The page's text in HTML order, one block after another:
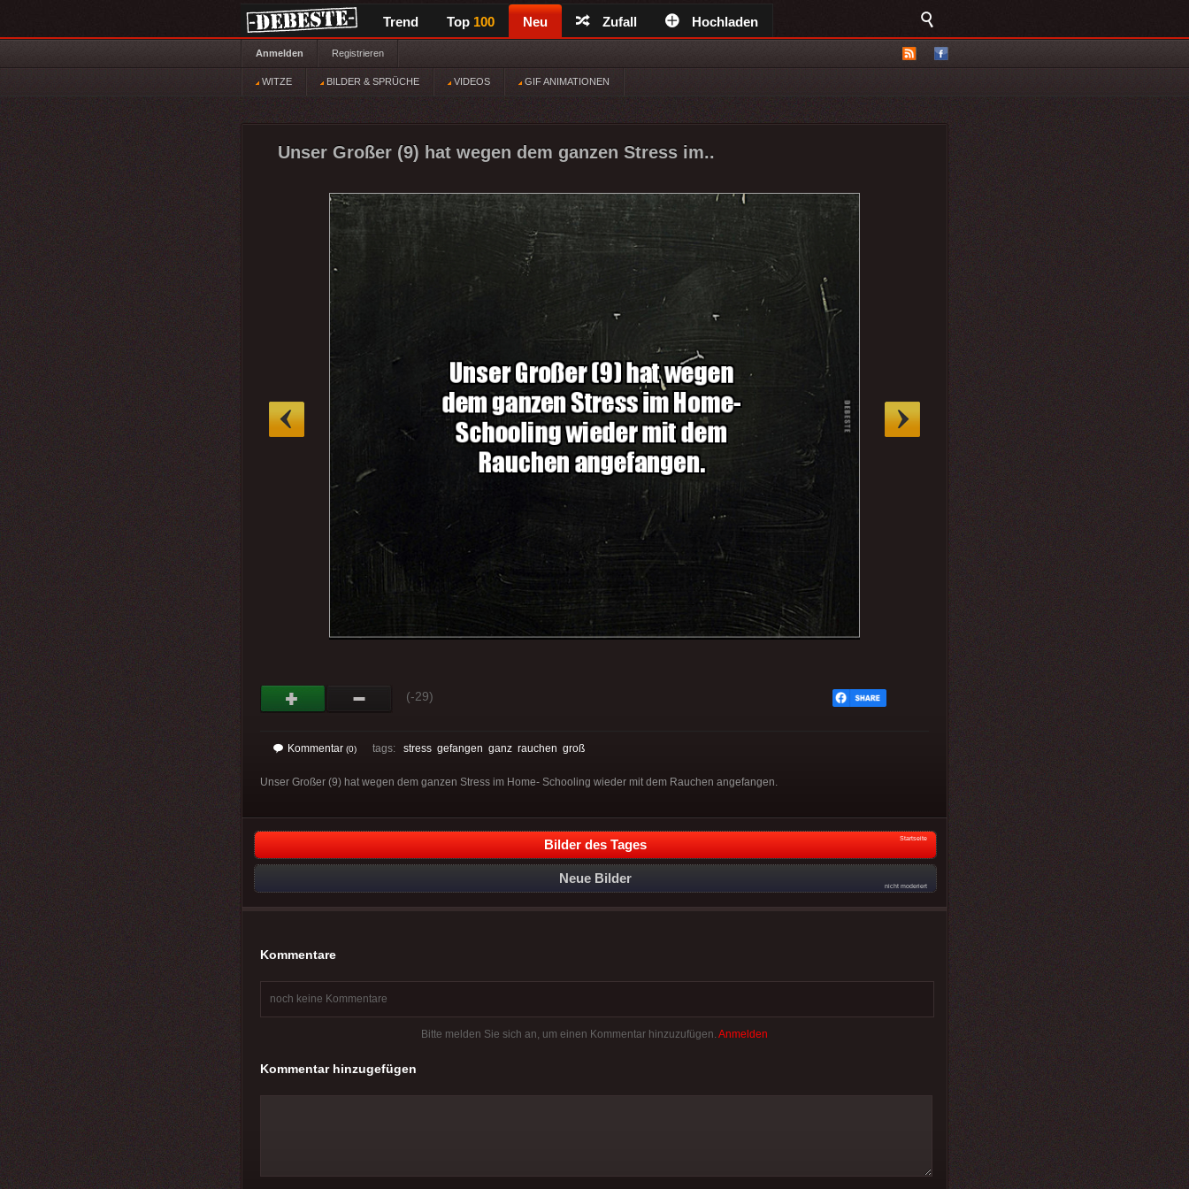
Trend Top 100 Neu Zufall Hochladen
Anmelden Registrieren
WITZE BILDER & SPRÜCHE VIDEOS GIF ANIMATIONEN
Unser Großer (9) hat wegen dem ganzen Stress im..
(-29)
Kommentar (0) tags: stress gefangen ganz rauchen groß
Unser Großer (9) hat wegen dem ganzen Stress im Home- Schooling wieder mit dem Rauchen angefangen.
Bilder des Tages Startseite
Neue Bilder
nicht moderiert
Kommentare
noch keine Kommentare
Bitte melden Sie sich an, um einen Kommentar hinzuzufügen. Anmelden
Kommentar hinzugefügen